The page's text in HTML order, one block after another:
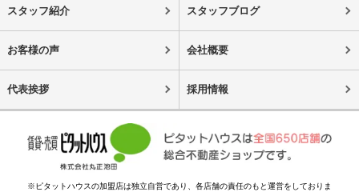
スタッフ紹介 スタッフブログ
お客様の声 会社概要
代表挨拶 採用情報
※ピタットハウスの加盟店は独立自営であり、各店舗の責任のもと運営をしておりま